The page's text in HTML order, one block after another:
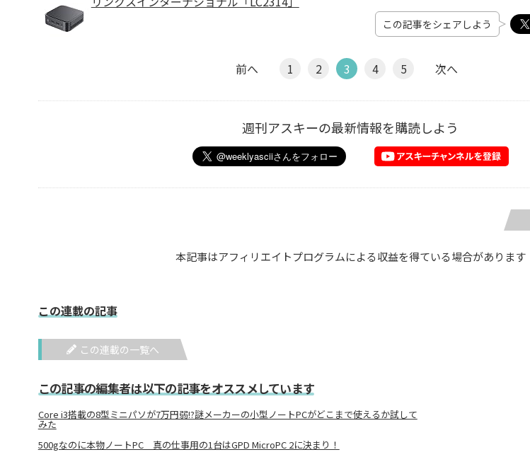
この記事をシェアしよう
前へ 1 2 3 4 5 次へ
週刊アスキーの最新情報を購読しよう
本記事はアフィリエイトプログラムによる収益を得ている場合があります
この連載の記事
この連載の一覧へ
この記事の編集者は以下の記事をオススメしています
Core i3搭載の8型ミニパソが7万円弱!?謎メーカーの小型ノートPCがどこまで使えるか試して
みた
500gなのに本物ノートPC 真の仕事用の1台はGPD MicroPC 2に決まり！